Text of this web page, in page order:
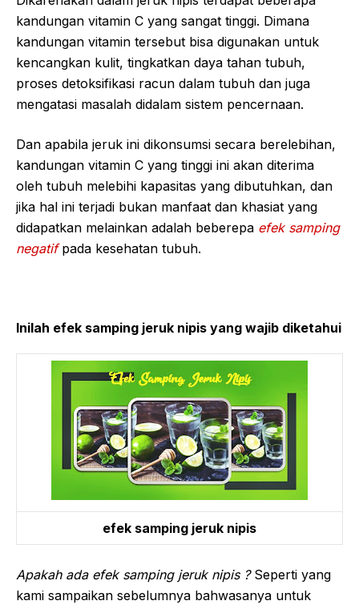
kandungan vitamin C yang sangat tinggi. Dimana
kandungan vitamin tersebut bisa digunakan untuk
kencangkan kulit, tingkatkan daya tahan tubuh,
proses detoksifikasi racun dalam tubuh dan juga
mengatasi masalah didalam sistem pencernaan.
Dan apabila jeruk ini dikonsumsi secara berelebihan,
kandungan vitamin C yang tinggi ini akan diterima
oleh tubuh melebihi kapasitas yang dibutuhkan, dan
jika hal ini terjadi bukan manfaat dan khasiat yang
didapatkan melainkan adalah beberepa efek samping
negatifpada kesehatan tubuh.
Inilah efek samping jeruk nipis yang wajib diketahui
efek samping jeruk nipis
Apakah ada efek samping jeruk nipis ? Seperti yang
kami sampaikan sebelumnya bahwasanya untuk